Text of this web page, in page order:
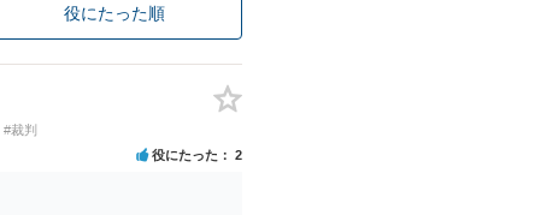
役にたった順
#裁判
役にたった 2